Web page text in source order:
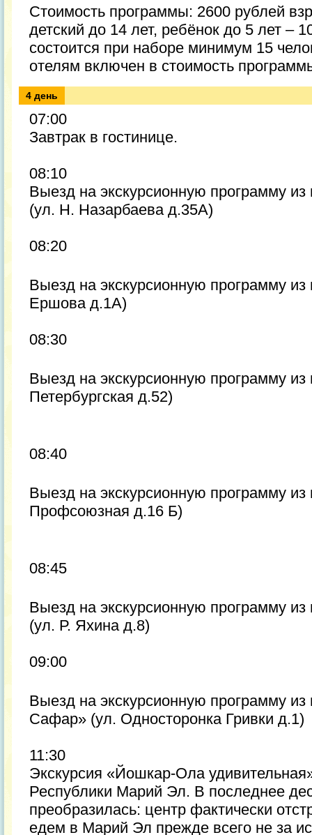
Стоимость программы: 2600 рублей
детский до 14 лет, ребёнок до 5 лет –
состоится при наборе минимум 15
отелям включен в стоимость
4 день
07:00
Завтрак в гостинице.
08:10
Выезд на экскурсионную программу
(ул. Н. Назарбаева д.35А)
08:20
Выезд на экскурсионную программу из
Ершова д.1А)
08:30
Выезд на экскурсионную программу
Петербургская д.52)
08:40
Выезд на экскурсионную программу из
Профсоюзная д.16 Б)
08:45
Выезд на экскурсионную программу из
(ул. Р. Яхина д.8)
09:00
Выезд на экскурсионную программу
Сафар» (ул. Односторонка Гривки д.1)
11:30
Экскурсия «Йошкар-Ола
Республики Марий Эл. В последнее
преобразилась: центр фактически
едем в Марий Эл прежде всего не за